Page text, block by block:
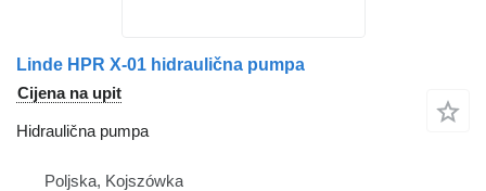
Linde HPR X-01 hidraulična pumpa
Cijena na upit
Hidraulična pumpa
Poljska, Kojszówka